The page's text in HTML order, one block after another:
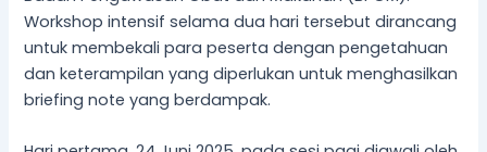
Workshop intensif selama dua hari tersebut dirancang
untuk membekali para peserta dengan pengetahuan
dan keterampilan yang diperlukan untuk menghasilkan
briefing note yang berdampak.